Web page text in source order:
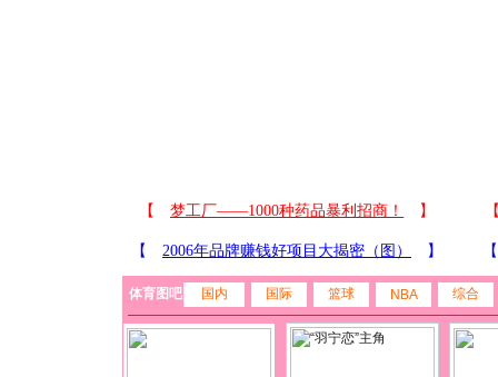
体育图吧 国内 国际 篮球 NBA 综合